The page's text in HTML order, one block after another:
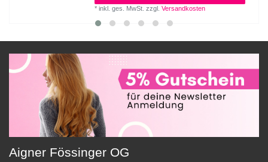
*inkl. ges. MwSt. zzgl.Versandkosten
Aigner Fössinger OG